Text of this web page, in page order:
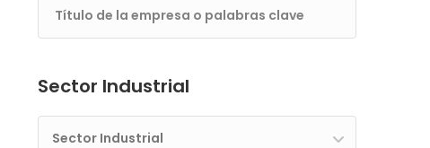
Sector Industrial
Sector Industrial